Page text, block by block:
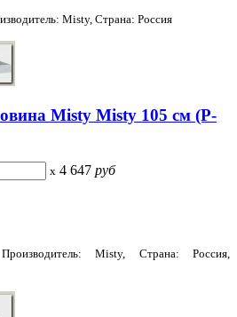
Misty, Страна: Россия
Misty Misty 105 см (Р-
x 4 647 руб
Misty, Страна: Россия,